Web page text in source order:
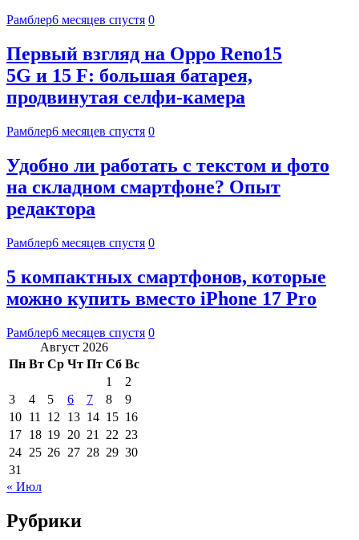
Рамблер6 месяцев спустя 0
Первый взгляд на Oppo Reno15
5G и 15 F: большая батарея,
продвинутая селфи-камера
Рамблер6 месяцев спустя 0
Удобно ли работать с текстом и фото
на складном смартфоне? Опыт
редактора
Рамблер6 месяцев спустя 0
5 компактных смартфонов, которые
можно купить вместо iPhone 17 Pro
Рамблер6 месяцев спустя 0
Август 2026
Пн Вт Ср Чт Пт Сб Вс
1
2
3
4 5 6 7 8
9
10 11 12 13 14 15 16
17 18 19 20 21 22 23
24 25 26 27 28 29 30
31
« Июл
Рубрики